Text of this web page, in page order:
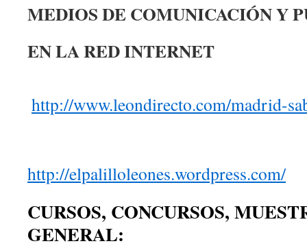
MEDIOS DE COMUNICACIÓN Y
EN LA RED INTERNET
http://www.leondirecto.com/madrid-
http://elpalilloleones.wordpress.com/
CURSOS, CONCURSOS,
GENERAL: